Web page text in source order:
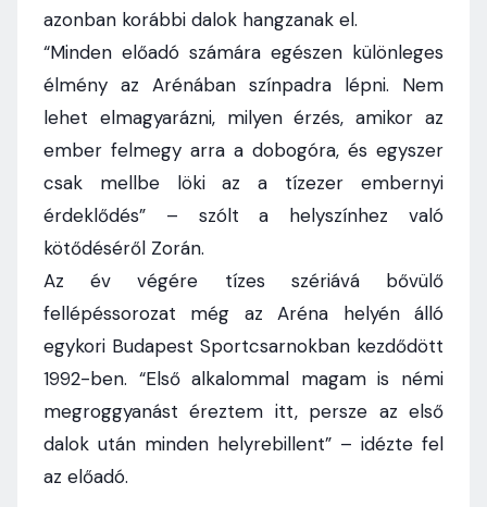
azonban korábbi dalok hangzanak el.
“Minden előadó számára egészen különleges
élmény az Arénában színpadra lépni. Nem
lehet elmagyarázni, milyen érzés, amikor az
ember felmegy arra a dobogóra, és egyszer
csak mellbe löki az a tízezer embernyi
érdeklődés” – szólt a helyszínhez való
kötődéséről Zorán.
Az év végére tízes szériává bővülő
fellépéssorozat még az Aréna helyén álló
egykori Budapest Sportcsarnokban kezdődött
1992-ben. “Első alkalommal magam is némi
megroggyanást éreztem itt, persze az első
dalok után minden helyrebillent” – idézte fel
az előadó.